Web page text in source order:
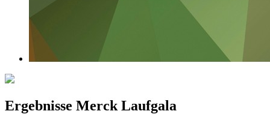
Ergebnisse Merck Laufgala